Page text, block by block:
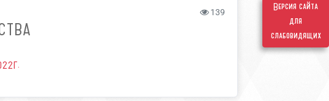
Версия сайта
для
слабовидящих
139